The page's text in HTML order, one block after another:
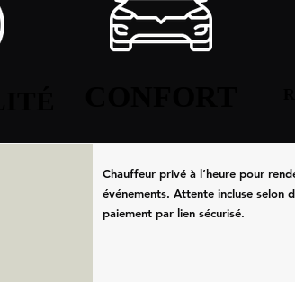
Chauffeur privé à l’heure pour
événements. Attente incluse selon
paiement par lien sécurisé.